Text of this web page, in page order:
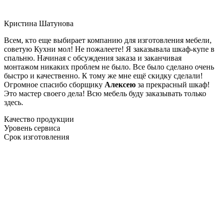
Кристина Шатунова
Всем, кто еще выбирает компанию для изготовления мебели,
советую Кухни мол! Не пожалеете! Я заказывала шкаф-купе в
спальню. Начиная с обсуждения заказа и заканчивая
монтажом никаких проблем не было. Все было сделано очень
быстро и качественно. К тому же мне ещё скидку сделали!
Огромное спасибо сборщику Алексею за прекрасный шкаф!
Это мастер своего дела! Всю мебель буду заказывать только
здесь.
Качество продукции
Уровень сервиса
Срок изготовления